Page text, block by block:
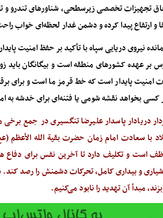
تجهیزات تخصصی زیرسطحی، شناور‌های تندرو و
و ارتفاع پیدا کرده و دشمن غدار لحظه‌ای خواب
نیروی دریایی سپاه با تأکید بر حفظ امنیت
بر عهده کشور‌های منطقه است و بیگانگان باید
امنیت پایدار است که خط قرمز ما است و برای
کسی بخواهد نقشه شومی یا فتنه‌ای برای خدشه به
دریادار پاسدار علیرضا تنگسیری در جمع برخی
با سعادت امام زمان حضرت بقیة الله الأعظم
است و تکلیف دارد تا آخرین نفس برای دفاع
و بیداری کامل، تحرکات دشمنش را رصد
مبدأ آن تهدید را نابود می‌کنیم.